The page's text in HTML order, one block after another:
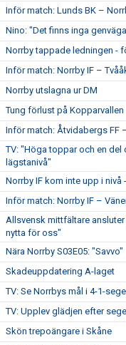
Inför match: Lunds BK –
Nino: "Det finns inga
Norrby tappade ledningen -
Inför match: Norrby IF –
Norrby utslagna ur DM
Tung förlust på Kopparvallen
Inför match: Åtvidabergs FF
TV: "Höga toppar och en del
lägstanivå"
Norrby IF kom inte upp i
Inför match: Norrby IF –
Allsvensk mittfältare
nytta för oss"
Nära Norrby S03E05: "Savvo"
Skadeuppdatering A-laget
TV: Se Norrbys mål i 4-1-
TV: Upplev glädjen efter
Skön trepoängare i Skåne